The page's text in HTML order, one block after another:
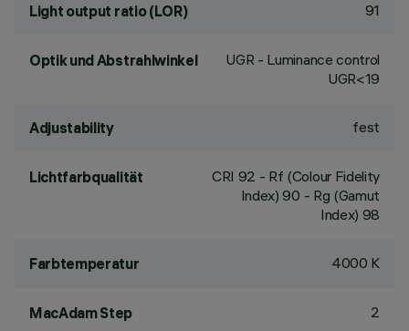
Light output ratio (LOR) 91
Optik und Abstrahlwinkel
UGR - Luminance control
UGR<19
Adjustability fest
Lichtfarbqualität CRI 92 - Rf (Colour Fidelity
Index) 90 - Rg (Gamut
Index) 98
Farbtemperatur 4000 K
MacAdam Step 2